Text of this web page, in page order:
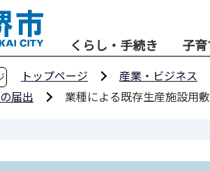
くらし・手続き 子
トップページ 産業・ビジネス
届出
業種による既存生産施設用